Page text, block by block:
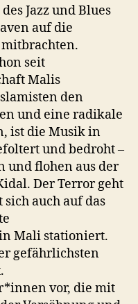
Jazz und Blues
auf die
seit
Malis
den
und eine radikale
ist die Musik in
und bedroht –
und flohen aus der
Der Terror geht
auch auf das
Mali stationiert.
gefährlichsten
vor, die mit